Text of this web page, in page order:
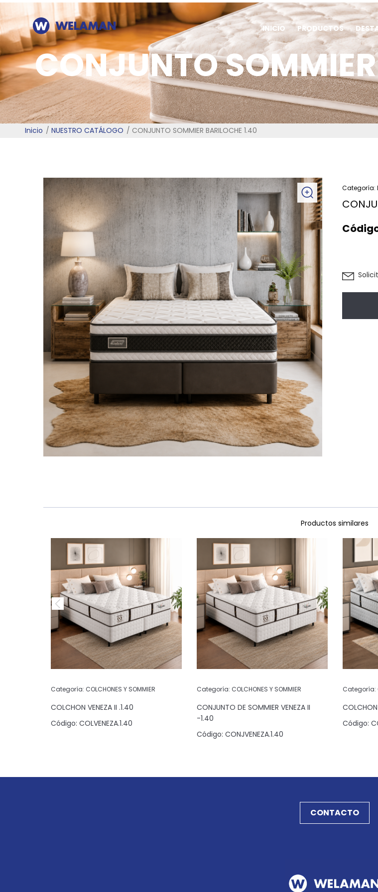
INICIO PRODUCTOS
CONJUNTO
Inicio NUESTRO CATÁLOGO CONJUNTO SOMMIER BARILOCHE 1.40
Categoría:
Productos similares
Categoría: COLCHONES Y SOMMIER
COLCHON VENEZA II .1.40
Código: COLVENEZA.1.40
Categoría: COLCHONES Y SOMMIER
CONJUNTO DE SOMMIER VENEZA II
-1.40
Código: CONJVENEZA.1.40
Categoría:
Código:
CONTACTO